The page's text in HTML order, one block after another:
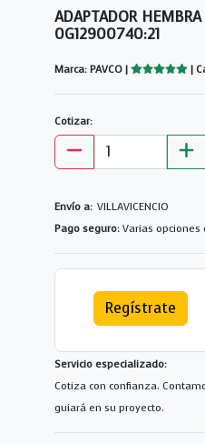
ADAPTADOR
0G12900740:21
Marca: PAVCO | |
Cotizar:
Envío a: VILLAVICENCIO
Pago seguro: Varias opciones
Regístrate
Servicio especializado:
Cotiza con confianza.
guiará en su proyecto.